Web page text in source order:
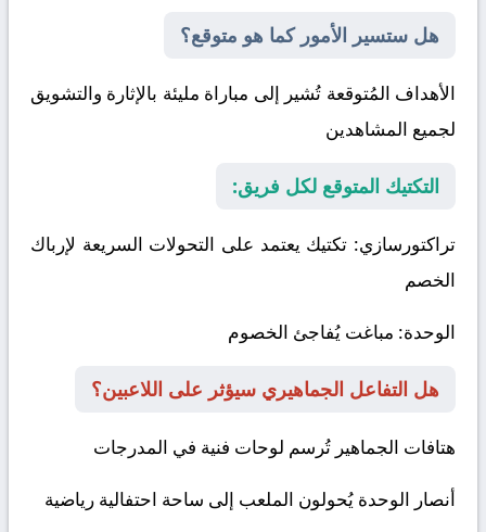
هل ستسير الأمور كما هو متوقع؟
الأهداف المُتوقعة تُشير إلى مباراة مليئة بالإثارة والتشويق
لجميع المشاهدين
التكتيك المتوقع لكل فريق:
تراکتورسازي: تكتيك يعتمد على التحولات السريعة لإرباك
الخصم
الوحدة: مباغت يُفاجئ الخصوم
هل التفاعل الجماهيري سيؤثر على اللاعبين؟
هتافات الجماهير تُرسم لوحات فنية في المدرجات
أنصار الوحدة يُحولون الملعب إلى ساحة احتفالية رياضية